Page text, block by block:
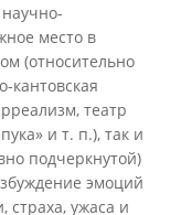
место в
(относительно
кантовская
театр
и т. п.), так и
подчеркнутой)
эмоций
страха, ужаса и